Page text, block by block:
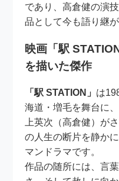
であり、高倉健の演
品として今も語り継が
映画「駅
を描いた傑作
「駅 STATION」 は
海道・増毛を舞台に
上英次（高倉健）が
の人生の断片を静か
マンドラマです。
作品の随所には、言